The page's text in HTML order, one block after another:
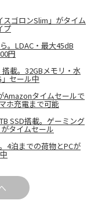
ゴロンSlim」がタイム
プ
。LDAC・最大45dB
円
搭載。32GBメモリ・水
」セール中
Amazonタイムセールで
ホ充電まで可能
SSD搭載。ゲーミング
タイムセール
4泊までの荷物とPCが